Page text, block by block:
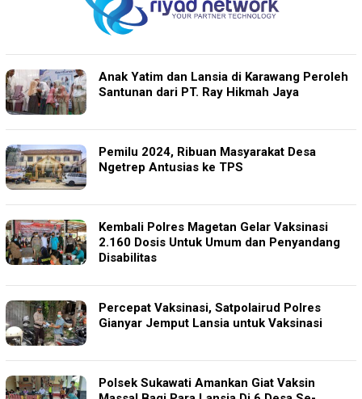
Anak Yatim dan Lansia di Karawang Peroleh
Santunan dari PT. Ray Hikmah Jaya
Pemilu 2024, Ribuan Masyarakat Desa
Ngetrep Antusias ke TPS
Kembali Polres Magetan Gelar Vaksinasi
2.160 Dosis Untuk Umum dan Penyandang
Disabilitas
Percepat Vaksinasi, Satpolairud Polres
Gianyar Jemput Lansia untuk Vaksinasi
Polsek Sukawati Amankan Giat Vaksin